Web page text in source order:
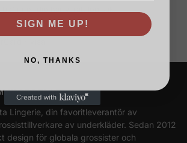
CO.LTD.
Lingerie, din favoritleverantör av
av underkläder. Sedan 2012
design för globala grossister och
SIGN ME UP!
NO, THANKS